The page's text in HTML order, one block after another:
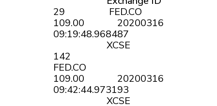
29 FED.CO
109.00 20200316
09:19:48.968487
XCSE
142
FED.CO
109.00 20200316
09:42:44.973193
XCSE